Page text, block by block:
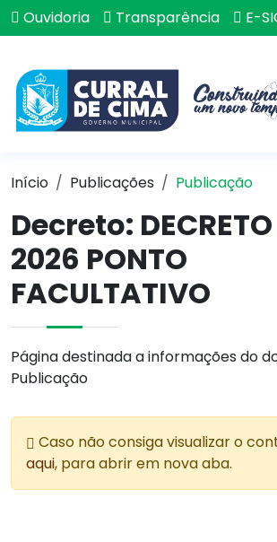
Ouvidoria Transparência E-
Início Publicações Publicação
Decreto:
2026 PONTO
FACULTATIVO
Página destinada a informações do
Publicação
Caso não consiga visualizar o
aqui, para abrir em nova aba.